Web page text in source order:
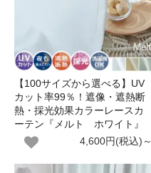
【100サイズから選べる】UV
カット率99％！遮像・遮熱断
熱・採光効果カラーレースカ
ーテン『メルト ホワイト』
4,600円(税込)～